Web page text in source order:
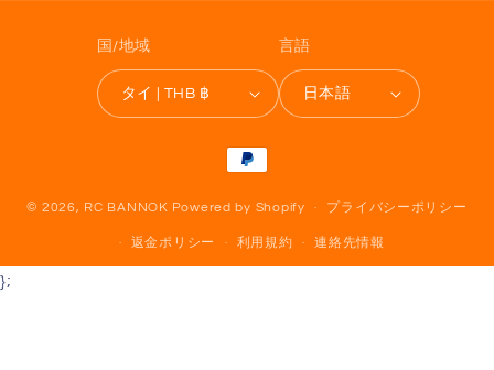
国/地域
タイ | THB ฿
言語
日本語
決
済
方
法
© 2026, RC BANNOK Powered by Shopify プライバシーポリシー
返金ポリシー 利用規約 連絡先情報
};